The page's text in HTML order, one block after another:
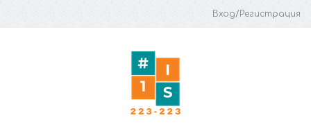
Вход/Регистрация